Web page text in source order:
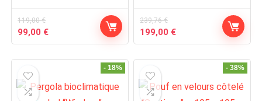
119,00€
Original
price
99,00 €Current
price
239,76€
Original
price
199,00 €Current
price
- 18% - 38%